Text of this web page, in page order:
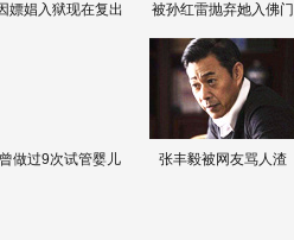
嫖娼入狱现在复出 被孙红雷抛弃她入佛门
做过9次试管婴儿 张丰毅被网友骂人渣